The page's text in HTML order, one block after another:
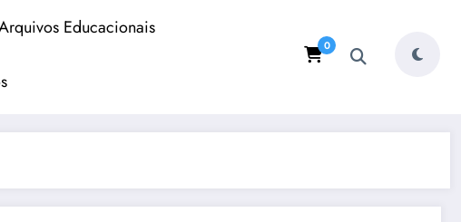
Educacionais
0